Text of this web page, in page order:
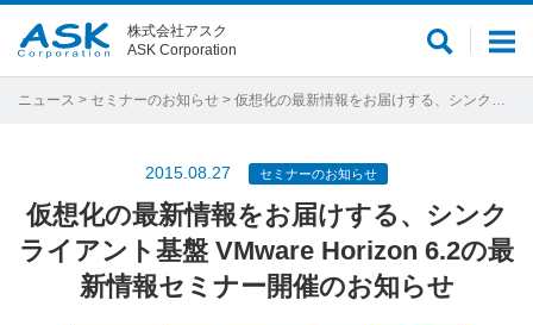
メ
ュ
サ
ト
株式会社アスク
ASK Corporation
ニュース > セミナーのお知らせ > 仮想化の最新情報をお届けする、シンクライアント基盤 VMware Horizon 6.2の最新情報セミナー開催のお知らせ
2015.08.27 セミナーのお知らせ
仮想化の最新情報をお届けする、シンク
ライアント基盤 VMware Horizon 6.2の最
新情報セミナー開催のお知らせ